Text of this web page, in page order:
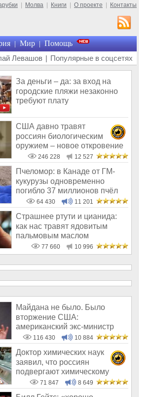
Молва Книги О проекте Контакты
| Мир | Помощь
Левашов | Популярные в соцсетях
За деньги – да: за вход на
городские пляжи незаконно
требуют плату
США давно травят
россиян биологическим
оружием – новое откровение
Эдварда Сноудена
246 228 12 527
Пчеломор: в Канаде от ГМ-
кукурузы одновременно
погибло 37 миллионов пчёл
64 430 11 201
Страшнее ртути и цианида:
как нас травят ядовитым
пальмовым маслом
77 660 10 996
Майдана не было. Было
вторжение США:
американский экс-министр
написал открытое пись
116 430 10 884
Доктор химических наук
заявил, что россиян
подвергают химическому
геноциду71 847 8 649